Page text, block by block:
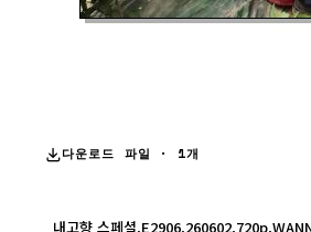
다운로드 파일 · 1개